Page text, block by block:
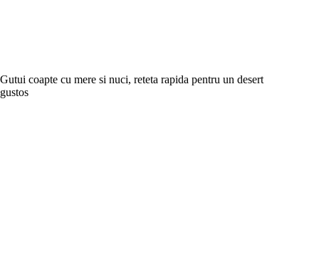
Gutui coapte cu mere si nuci, reteta rapida pentru un desert
gustos